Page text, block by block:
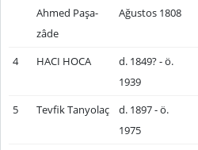
Ahmed Paşa-
zâde
Ağustos 1808
4 HACI HOCA
d. 1849? - ö.
1939
5 Tevfik Tanyolaç
d. 1897 - ö.
1975